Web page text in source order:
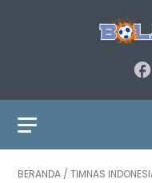
BERANDA / TIMNAS